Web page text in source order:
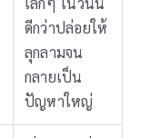
ดีกว่าปล่อยให้
ลุกลามจน
กลายเป็น
ปัญหาใหญ่